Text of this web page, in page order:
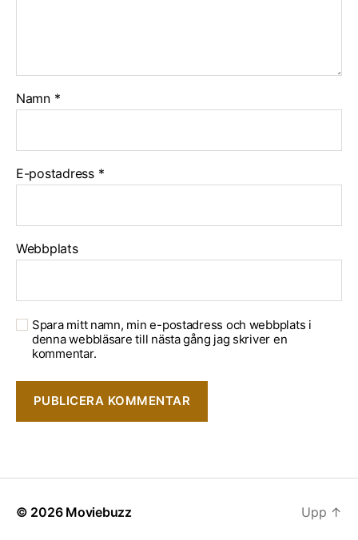
Namn *
E-postadress *
Webbplats
Spara mitt namn, min e-postadress och webbplats i
denna webbläsare till nästa gång jag skriver en
kommentar.
© 2026 Moviebuzz Upp ↑